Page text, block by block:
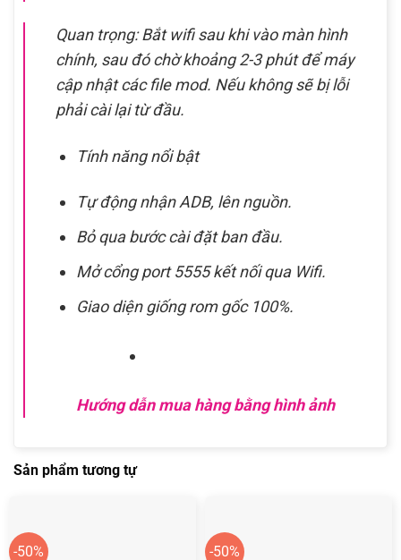
Quan trọng: Bắt wifi sau khi vào màn hình
chính, sau đó chờ khoảng 2-3 phút để máy
cập nhật các file mod. Nếu không sẽ bị lỗi
phải cài lại từ đầu.
Tính năng nổi bật
Tự động nhận ADB, lên nguồn.
Bỏ qua bước cài đặt ban đầu.
Mở cổng port 5555 kết nối qua Wifi.
Giao diện giống rom gốc 100%.
Hướng dẫn mua hàng bằng hình ảnh
Sản phẩm tương tự
-50% -50%